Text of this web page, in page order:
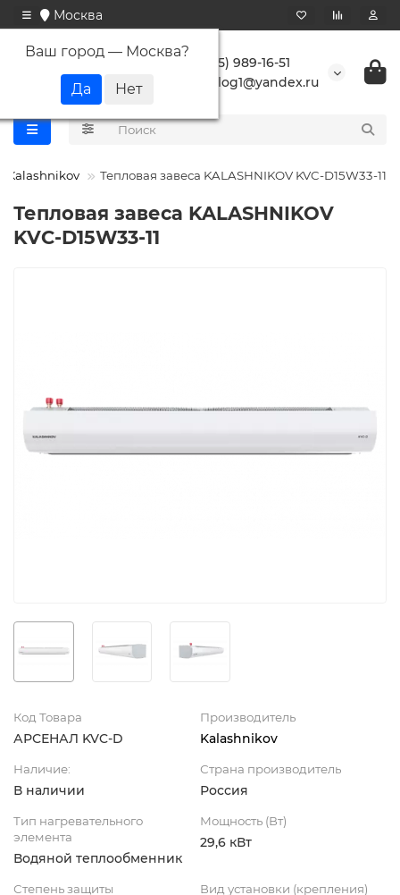
Москва
Ваш город — Москва?
+7 (495) 989-16-51
buranlog1@yandex.ru
Kalashnikov Тепловая завеса KALASHNIKOV KVC-D15W33-11
Тепловая завеса KALASHNIKOV
KVC-D15W33-11
Код Товара
АРСЕНАЛ KVC-D
Производитель
Kalashnikov
Наличие:
В наличии
Страна производитель
Россия
Тип нагревательного
элемента
Водяной теплообменник
Мощность (Вт)
29,6 кВт
Степень защиты Вид установки (крепления)